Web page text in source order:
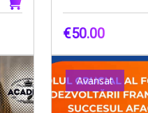
Connected! În...
€50.00
Avansat